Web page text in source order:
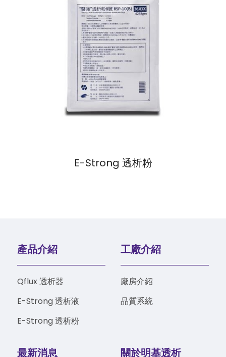
E-Strong 透析粉
產品介紹
Qflux 透析器
E-Strong 透析液
E-Strong 透析粉
工廠介紹
廠房介紹
品質系統
最新消息 關於明基透析